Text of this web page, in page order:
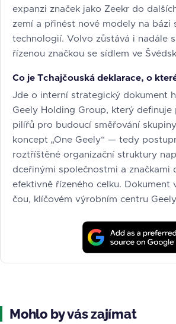
expanzi značek jako Zeekr do
zemí a přinést nové modely na bázi
technologií. Volvo zůstává i nadále
řízenou značkou se sídlem ve
Co je Tchajčouská deklarace, o
Jde o interní strategický dokument
Geely Holding Group, který definuje
pilířů pro budoucí směřování
koncept „One Geely“ — tedy
roztříštěné organizační struktury
dceřinými společnostmi a značkami
efektivně řízeného celku. Dokument
čou, klíčovém výrobním centru
Mohlo by vás zajímat